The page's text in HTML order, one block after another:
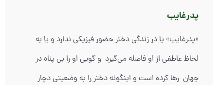
پدرغایب
«پدرغایب» یا در زندگی دختر حضور فیزیکی ندارد و یا به
لحاظ عاطفی از او فاصله می‌گیرد و گویی او را بی پناه در
جهان رها کرده است و اینگونه دختر را به وضعیتی دچار